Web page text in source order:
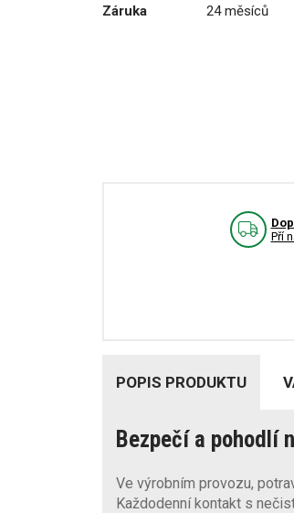
Záruka
24 měsíců
Pří
POPIS PRODUKTU
Bezpečí a pohodlí
Ve výrobním provozu,
Každodenní kontakt s